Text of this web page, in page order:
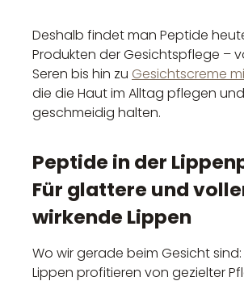
Deshalb findet man Peptide
Produkten der Gesichtspflege –
Seren bis hin zu Gesichtscreme
die die Haut im Alltag pflegen und
geschmeidig halten.
Peptide in der
Für glattere und
wirkende Lippen
Wo wir gerade beim Gesicht
Lippen profitieren von gezielter